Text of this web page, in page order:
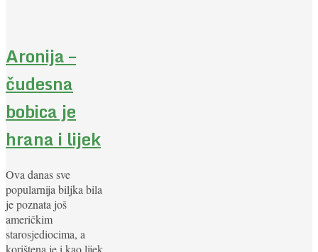
Aronija –
čudesna
bobica je
hrana i lijek
Ova danas sve
popularnija biljka bila
je poznata još
američkim
starosjediocima, a